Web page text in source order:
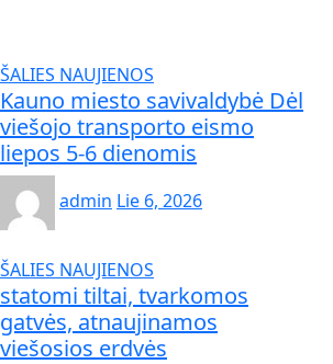
ŠALIES NAUJIENOS
Kauno miesto savivaldybė Dėl
viešojo transporto eismo
liepos 5-6 dienomis
admin Lie 6, 2026
ŠALIES NAUJIENOS
statomi tiltai, tvarkomos
gatvės, atnaujinamos
viešosios erdvės